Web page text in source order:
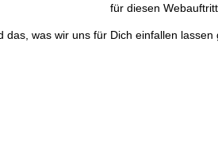
für diesen
das, was wir uns für Dich einfallen